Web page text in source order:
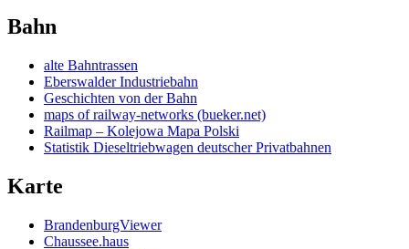
Bahn
alte Bahntrassen
Eberswalder Industriebahn
Geschichten von der Bahn
maps of railway-networks (bueker.net)
Railmap – Kolejowa Mapa Polski
Statistik Dieseltriebwagen deutscher Privatbahnen
Karte
BrandenburgViewer
Chaussee.haus